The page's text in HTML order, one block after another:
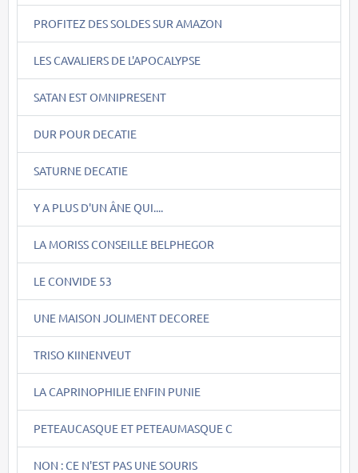
PROFITEZ DES SOLDES SUR AMAZON
LES CAVALIERS DE L'APOCALYPSE
SATAN EST OMNIPRESENT
DUR POUR DECATIE
SATURNE DECATIE
Y A PLUS D'UN ÂNE QUI....
LA MORISS CONSEILLE BELPHEGOR
LE CONVIDE 53
UNE MAISON JOLIMENT DECOREE
TRISO KIINENVEUT
LA CAPRINOPHILIE ENFIN PUNIE
PETEAUCASQUE ET PETEAUMASQUE C
NON : CE N'EST PAS UNE SOURIS